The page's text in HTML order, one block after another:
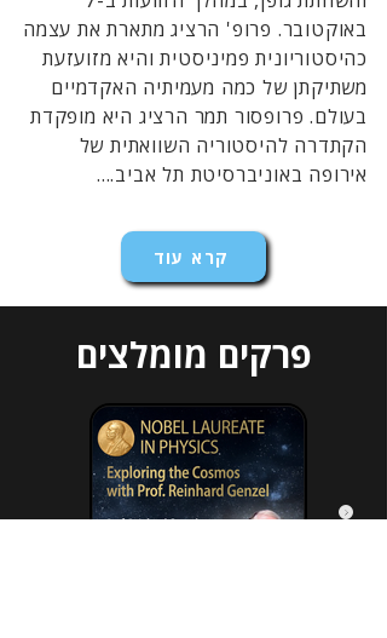
באוקטובר. פרופ' הרציג מתארת את עצמה
כהיסטוריונית פמיניסטית והיא מזועזעת
משתיקתן של כמה מעמיתיה האקדמיים
בעולם. פרופסור תמר הרציג היא מופקדת
הקתדרה להיסטוריה השוואתית של
אירופה באוניברסיטת תל אביב....
קרא עוד
פרקים מומלצים